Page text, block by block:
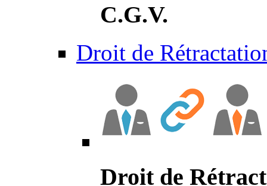
C.G.V.
Droit de
Droit de